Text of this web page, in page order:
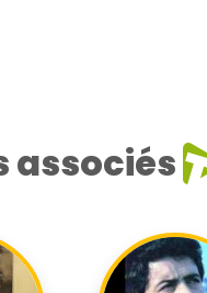
associés